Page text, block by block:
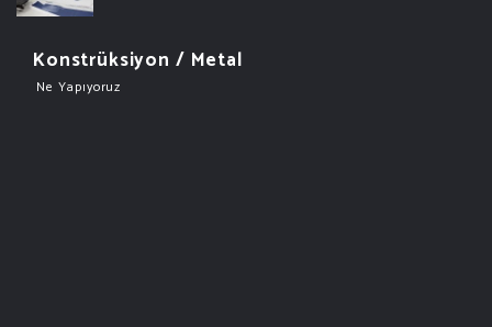
Konstrüksiyon / Metal
Ne Yapıyoruz